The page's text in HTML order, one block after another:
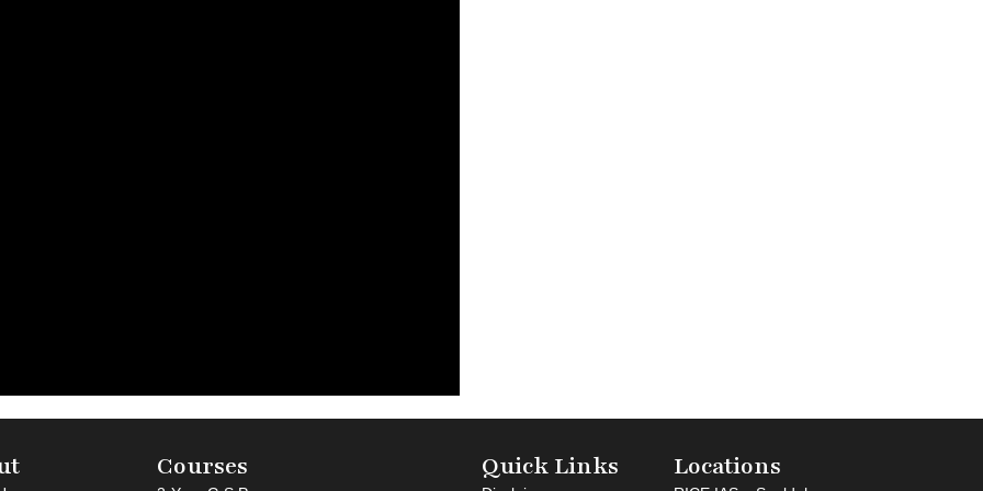
Courses Quick Links Locations